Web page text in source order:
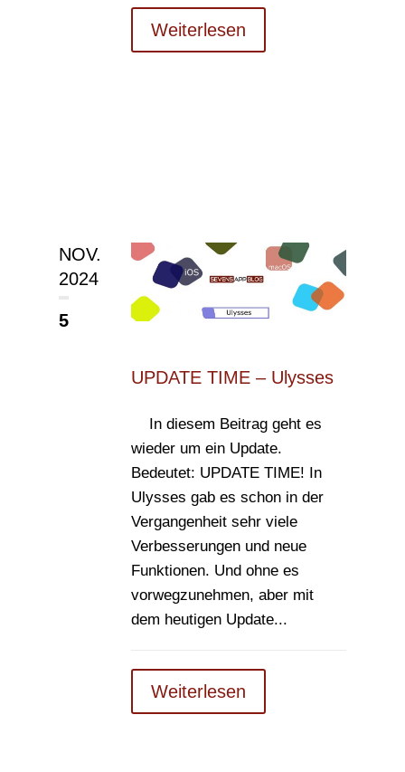
Weiterlesen
NOV.
2024
5
UPDATE TIME – Ulysses
In diesem Beitrag geht es
wieder um ein Update.
Bedeutet: UPDATE TIME! In
Ulysses gab es schon in der
Vergangenheit sehr viele
Verbesserungen und neue
Funktionen. Und ohne es
vorwegzunehmen, aber mit
dem heutigen Update...
Weiterlesen